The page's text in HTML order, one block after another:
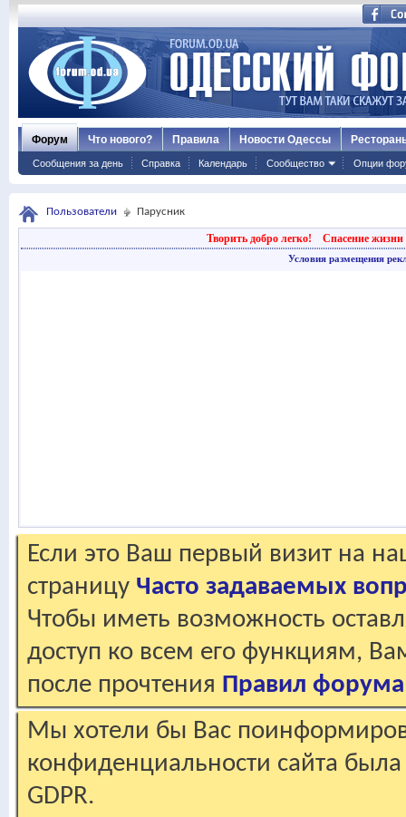
Форум
Сообщения за день Справка Календарь Сообщество Опции
Что нового? Правила Новости Одессы
Пользователи Парусник
Творить добро легко! Спасение жизни
Условия размещения
Если это Ваш первый визит на
страницу Часто задаваемых
Чтобы иметь возможность
доступ ко всем его функциям,
после прочтения Правил форума
Мы хотели бы Вас
конфиденциальности сайта
GDPR.